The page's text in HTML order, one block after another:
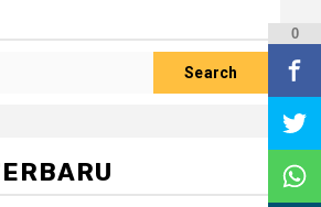
Search
0